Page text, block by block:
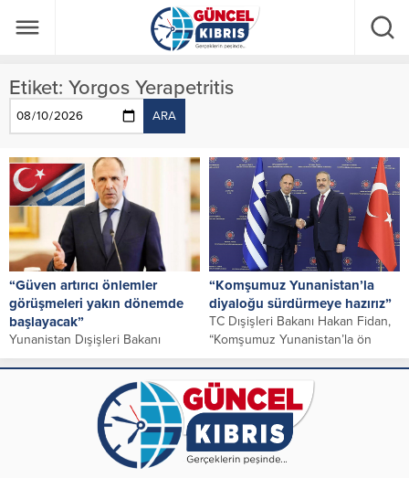
Etiket: Yorgos Yerapetritis
ARA
“Güven artırıcı önlemler
görüşmeleri yakın dönemde
başlayacak”
Yunanistan Dışişleri Bakanı
Yorgos Yerapetritis, Türkiye ile
gündemin devam ettirilmesi
yönünde mutabık...
“Komşumuz Yunanistan’la
diyaloğu sürdürmeye hazırız”
TC Dışişleri Bakanı Hakan Fidan,
“Komşumuz Yunanistan’la ön
koşulsuz olarak diyaloğu